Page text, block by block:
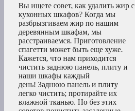
Вы ищете совет, как удалить жир с
кухонных шкафов? Когда мы
разбрызгиваем жир по нашим
деревянным шкафам, мы
расстраиваемся. Приготовление
спагетти может быть еще хуже.
Кажется, что нам приходится
чистить заднюю панель, плиту и
наши шкафы каждый
день! Заднюю панель и плиту
легко чистить; протирайте их
влажной тканью. Но без этих